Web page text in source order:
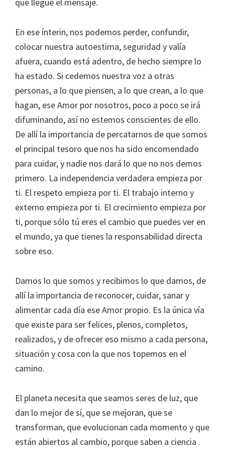
En ese ínterin, nos podemos perder, confundir,
colocar nuestra autoestima, seguridad y valía
afuera, cuando está adentro, de hecho siempre lo
ha estado. Si cedemos nuestra voz a otras
personas, a lo que piensen, a lo que crean, a lo que
hagan, ese Amor por nosotros, poco a poco se irá
difuminando, así no estemos conscientes de ello.
De allí la importancia de percatarnos de que somos
el principal tesoro que nos ha sido encomendado
para cuidar, y nadie nos dará lo que no nos demos
primero. La independencia verdadera empieza por
ti. El respeto empieza por ti. El trabajo interno y
externo empieza por ti. El crecimiento empieza por
ti, porque sólo tú eres el cambio que puedes ver en
el mundo, ya que tienes la responsabilidad directa
sobre eso.
Damos lo que somos y recibimos lo que damos, de
allí la importancia de reconocer, cuidar, sanar y
alimentar cada día ese Amor propio. Es la única vía
que existe para ser felices, plenos, completos,
realizados, y de ofrecer eso mismo a cada persona,
situación y cosa con la que nos topemos en el
camino.
El planeta necesita que seamos seres de luz, que
dan lo mejor de sí, que se mejoran, que se
transforman, que evolucionan cada momento y que
están abiertos al cambio, porque saben a ciencia